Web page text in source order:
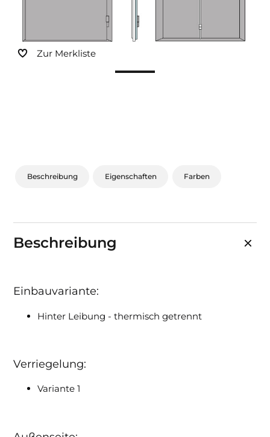
Dachboden­treppen
Zur Merkliste
Beschreibung Eigenschaften Farben
Beschreibung
Einbauvariante:
Hinter Leibung - thermisch getrennt
Verriegelung:
Variante 1